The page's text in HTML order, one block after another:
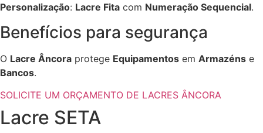
Personalização: Lacre Fita com Numeração Sequencial.
Benefícios para segurança
O Lacre Âncora protege Equipamentos em Armazéns e
Bancos.
SOLICITE UM ORÇAMENTO DE LACRES ÂNCORA
Lacre SETA